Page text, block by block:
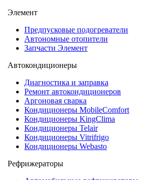
Элемент
Предпусковые подогреватели
Автономные отопители
Запчасти Элемент
Автокондиционеры
Диагностика и заправка
Ремонт автокондиционеров
Аргоновая сварка
Кондиционеры MobileComfort
Кондиционеры KingClima
Кондиционеры Telair
Кондиционеры Vitrifrigo
Кондиционеры Webasto
Рефрижераторы